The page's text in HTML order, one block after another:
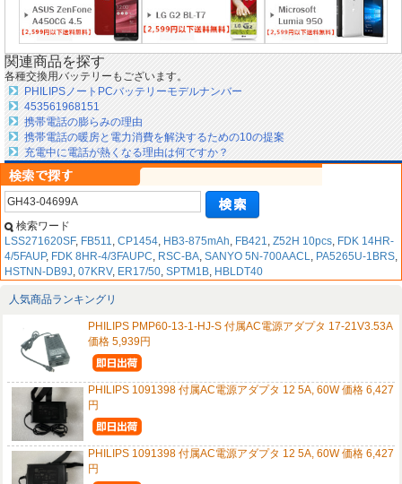
関連商品を探す
各種交換用バッテリーもございます。
PHILIPSノートPCバッテリーモデルナンバー
453561968151
携帯電話の膨らみの理由
携帯電話の暖房と電力消費を解決するための10の提案
充電中に電話が熱くなる理由は何ですか？
検索ワード
LSS271620SF, FB511, CP1454, HB3-875mAh, FB421, Z52H 10pcs, FDK 14HR-
4/5FAUP, FDK 8HR-4/3FAUPC, RSC-BA, SANYO 5N-700AACL, PA5265U-1BRS,
HSTNN-DB9J, 07KRV, ER17/50, SPTM1B, HBLDT40
人気商品ランキングリ
PHILIPS PMP60-13-1-HJ-S 付属AC電源アダプタ 17-21V3.53A
価格 5,939円
PHILIPS 1091398 付属AC電源アダプタ 12 5A, 60W 価格 6,427
円
PHILIPS 1091398 付属AC電源アダプタ 12 5A, 60W 価格 6,427
円